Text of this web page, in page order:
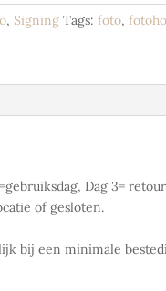
, Signing Tags: foto,
Dag 3=
of gesloten.
bij een minimale